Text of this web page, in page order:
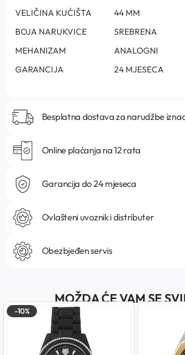
VELIČINA KUĆIŠTA
44 MM
BOJA NARUKVICE
SREBRENA
MEHANIZAM
ANALOGNI
GARANCIJA
24 MJESECA
Besplatna dostava za narudžbe
Online plaćanja na 12 rata
Garancija do 24 mjeseca
Ovlašteni uvoznik i distributer
Obezbjeđen servis
MOŽDA ĆE VAM SE
-10%